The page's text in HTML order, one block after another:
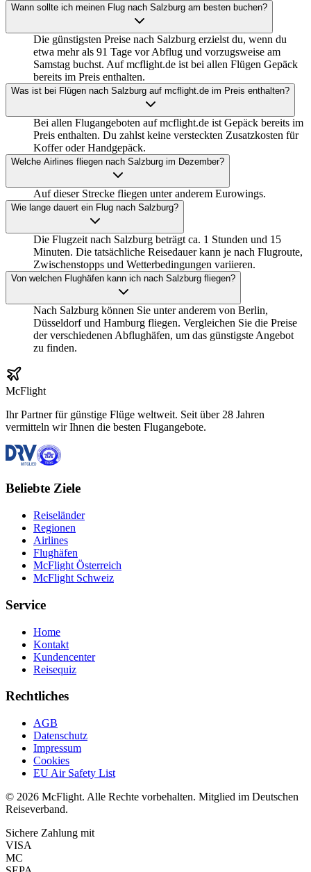
Wann sollte ich meinen Flug nach Salzburg am besten buchen?
Die günstigsten Preise nach Salzburg erzielst du, wenn du
etwa mehr als 91 Tage vor Abflug und vorzugsweise am
Samstag buchst. Auf mcflight.de ist bei allen Flügen Gepäck
bereits im Preis enthalten.
Was ist bei Flügen nach Salzburg auf mcflight.de im Preis enthalten?
Bei allen Flugangeboten auf mcflight.de ist Gepäck bereits im
Preis enthalten. Du zahlst keine versteckten Zusatzkosten für
Koffer oder Handgepäck.
Welche Airlines fliegen nach Salzburg im Dezember?
Auf dieser Strecke fliegen unter anderem Eurowings.
Wie lange dauert ein Flug nach Salzburg?
Die Flugzeit nach Salzburg beträgt ca. 1 Stunden und 15
Minuten. Die tatsächliche Reisedauer kann je nach Flugroute,
Zwischenstopps und Wetterbedingungen variieren.
Von welchen Flughäfen kann ich nach Salzburg fliegen?
Nach Salzburg können Sie unter anderem von Berlin,
Düsseldorf und Hamburg fliegen. Vergleichen Sie die Preise
der verschiedenen Abflughäfen, um das günstigste Angebot
zu finden.
McFlight
Ihr Partner für günstige Flüge weltweit. Seit über 28 Jahren
vermitteln wir Ihnen die besten Flugangebote.
Beliebte Ziele
Reiseländer
Regionen
Airlines
Flughäfen
McFlight Österreich
McFlight Schweiz
Service
Home
Kontakt
Kundencenter
Reisequiz
Rechtliches
AGB
Datenschutz
Impressum
Cookies
EU Air Safety List
© 2026 McFlight. Alle Rechte vorbehalten. Mitglied im Deutschen
Reiseverband.
Sichere Zahlung mit
VISA
MC